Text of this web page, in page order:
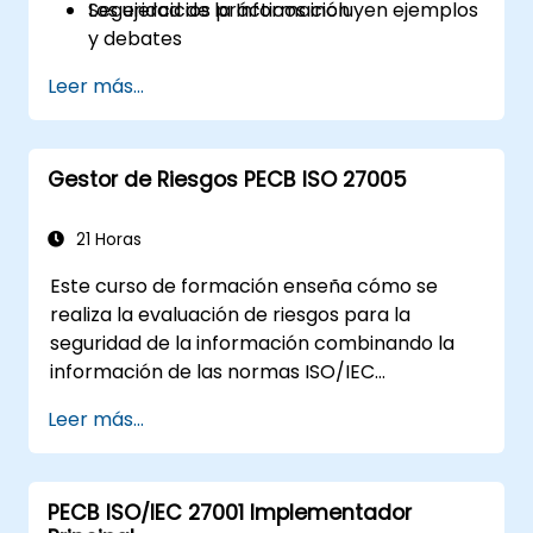
Seguridad de la Información
Los ejercicios prácticos incluyen ejemplos
y debates
Examen de Certificación
Leer más...
Gestor de Riesgos PECB ISO 27005
21 Horas
Este curso de formación enseña cómo se
realiza la evaluación de riesgos para la
seguridad de la información combinando la
información de las normas ISO/IEC
conocimientos teóricos, este curso cuenta
con ejercicios prácticos, cuestionarios y
estudios de caso, lo que lo convierte en una
experiencia de aprendizaje muy dinámica.
Leer más...
PECB ISO/IEC 27001 Implementador